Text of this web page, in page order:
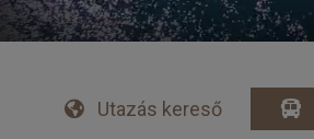
Utazás kereső